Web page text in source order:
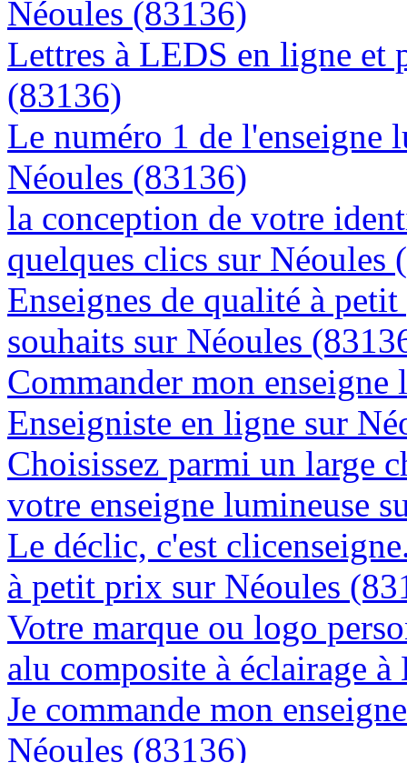
Néoules (83136)
Lettres à LEDS en ligne et
(83136)
Le numéro 1 de l'enseigne
Néoules (83136)
la conception de votre
quelques clics sur Néoules
Enseignes de qualité à
souhaits sur Néoules
Commander mon
Enseigniste en ligne sur
Choisissez parmi un large
votre enseigne lumineuse
Le déclic, c'est
à petit prix sur Néoules
Votre marque ou logo
alu composite à éclairage
Je commande mon
Néoules (83136)